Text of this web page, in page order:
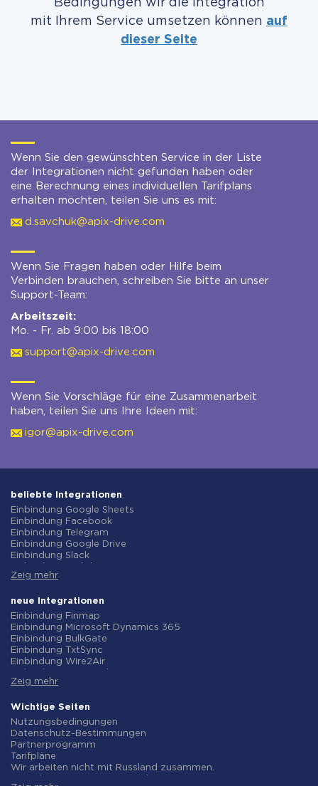
Bedingungen wir die Integration
mit Ihrem Service umsetzen können auf
dieser Seite
Wenn Sie den gewünschten Service in der Liste
der Integrationen nicht gefunden haben oder
eine Berechnung eines individuellen Tarifplans
erhalten möchten, teilen Sie uns es mit:
d.savchuk@apix-drive.com
Wenn Sie Fragen haben oder Hilfe beim
Verbinden brauchen, schreiben Sie bitte an unser
Support-Team:
Arbeitszeit:
Mo. - Fr. ab 9:00 bis 18:00
support@apix-drive.com
Wenn Sie Vorschläge für eine Zusammenarbeit
haben, teilen Sie uns Ihre Ideen mit:
igor@apix-drive.com
beliebte Integrationen
Einbindung Google Sheets
Einbindung Facebook
Einbindung Telegram
Einbindung Google Drive
Einbindung Slack
Einbindung Gmail
Einbindung ClickUp
Einbindung Airtable
Einbindung Google Contacts
Einbindung OpenAI (ChatGPT)
Einbindung Instagram
Einbindung ActiveCampaign
Einbindung Typeform
Einbindung Salesforce CRM
Einbindung Notion
Einbindung AWeber
Einbindung Asana
Einbindung ZOHO CRM
Einbindung Webhooks
Einbindung GetResponse
Einbindung WooCommerce
Zeig mehr
neue Integrationen
Einbindung Finmap
Einbindung Microsoft Dynamics 365
Einbindung BulkGate
Einbindung TxtSync
Einbindung Wire2Air
Einbindung Infobip
Einbindung AtomPark
Einbindung TXTImpact
Einbindung Campaign Monitor
Einbindung CM.com
Einbindung D7 Networks
Einbindung SMS.to
Einbindung SMSGlobal
Zeig mehr
Wichtige Seiten
Nutzungsbedingungen
Datenschutz-Bestimmungen
Partnerprogramm
Tarifpläne
Wir arbeiten nicht mit Russland zusammen.